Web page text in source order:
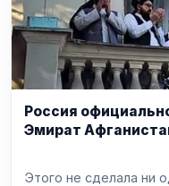
Россия
Эмират
Этого не сделала ни